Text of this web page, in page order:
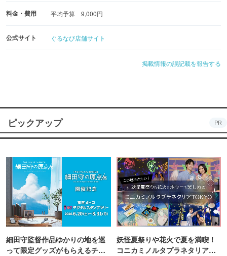
料金・費用 平均予算 9,000円
公式サイト ぐるなび店舗サイト
掲載情報の誤記載を報告する
ピックアップ PR
細田守監督作品ゆかりの地を巡
って限定グッズがもらえるチャ
妖怪夏祭りや花火で夏を満喫！
コニカミノルタプラネタリア